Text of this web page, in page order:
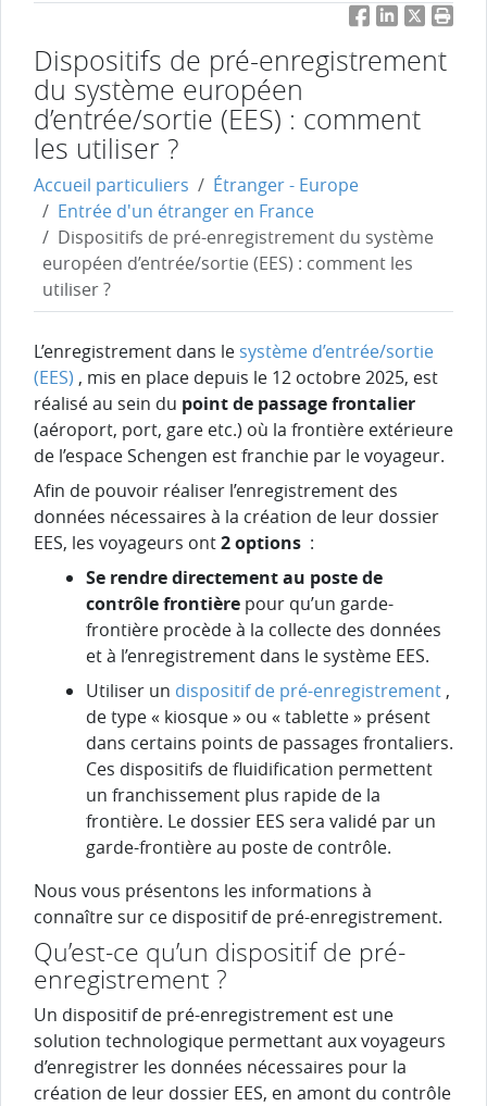
FacebookLinkedIn
Twitter
Dispositifs de pré-enregistrement
du système européen
d’entrée/sortie (EES) : comment
les utiliser ?
Accueil particuliers
Étranger - Europe
Entrée d'un étranger en France
Dispositifs de pré-enregistrement du système
européen d’entrée/sortie (EES) : comment les
utiliser ?
L’enregistrement dans le système d’entrée/sortie
(EES) , mis en place depuis le 12 octobre 2025, est
réalisé au sein du point de passage frontalier
(aéroport, port, gare etc.) où la frontière extérieure
de l’espace Schengen est franchie par le voyageur.
Afin de pouvoir réaliser l’enregistrement des
données nécessaires à la création de leur dossier
EES, les voyageurs ont2 options :
Se rendre directement au poste de
contrôle frontière pour qu’un garde-
frontière procède à la collecte des données
et à l’enregistrement dans le système EES.
Utiliser un dispositif de pré-enregistrement ,
de type « kiosque » ou « tablette » présent
dans certains points de passages frontaliers.
Ces dispositifs de fluidification permettent
un franchissement plus rapide de la
frontière. Le dossier EES sera validé par un
garde-frontière au poste de contrôle.
Nous vous présentons les informations à
connaître sur ce dispositif de pré-enregistrement.
Qu’est-ce qu’un dispositif de pré-
enregistrement ?
Un dispositif de pré-enregistrement est une
solution technologique permettant aux voyageurs
d’enregistrer les données nécessaires pour la
création de leur dossier EES, en amont du contrôle